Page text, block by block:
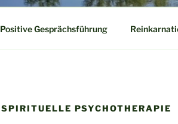
Positive Gesprächsführung
SPIRITUELLE PSYCHOTHERAPIE